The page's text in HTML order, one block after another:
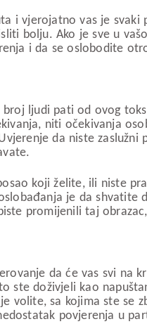
i vjerojatno vas je
bolju. Ako je sve u
i da se oslobodite
ljudi pati od ovog
niti očekivanja
da niste
koji želite, ili niste
je da
promijenili taj
da će vas svi na
ste doživjeli kao
volite, sa kojima ste se
povjerenja u